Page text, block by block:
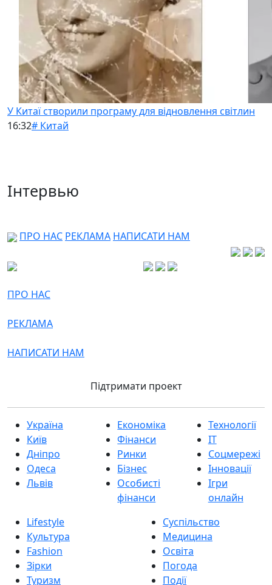
У Китаї створили програму для відновлення світлин
16:32# Китай
Інтервью
ПРО НАС РЕКЛАМА НАПИСАТИ НАМ
ПРО НАС
РЕКЛАМА
НАПИСАТИ НАМ
Підтримати проект
Україна
Київ
Дніпро
Одеса
Львів
Економіка
Фінанси
Ринки
Бізнес
Особисті
фінанси
Технології
IT
Соцмережі
Інновації
Ігри
онлайн
Lifestyle
Культура
Fashion
Зірки
Туризм
Суспільство
Медицина
Освіта
Погода
Події